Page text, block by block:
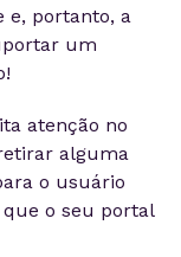
e, portanto, a
um
atenção no
alguma
o usuário
que o seu portal